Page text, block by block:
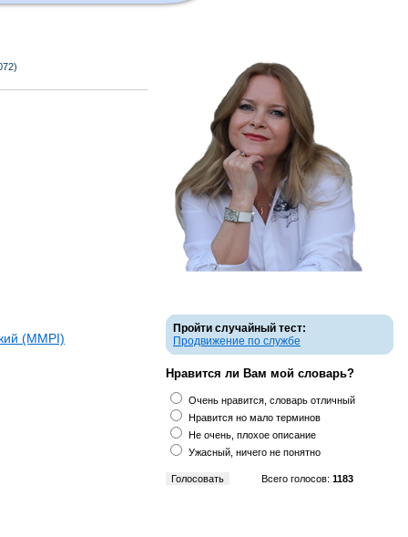
(ММPI)
Пройти случайный тест:
Продвижение по службе
Нравится ли Вам мой словарь?
Очень нравится, словарь отличный
Нравится но мало терминов
Не очень, плохое описание
Ужасный, ничего не понятно
Всего голосов: 1183